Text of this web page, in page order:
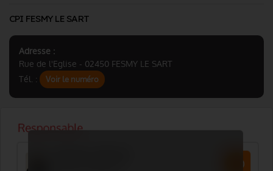
CPI FESMY LE SART
Adresse :
Rue de l'Eglise - 02450 FESMY LE SART
Tél. :
Voir le numéro